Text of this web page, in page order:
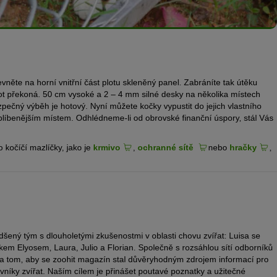
na horní vnitřní část plotu skleněný panel. Zabráníte tak útěku
překoná. 50 cm vysoké a 2 – 4 mm silné desky na několika místech
výběh je hotový. Nyní můžete kočky vypustit do jejich vlastního
místem. Odhlédneme-li od obrovské finanční úspory, stál Vás
kočíčí mazlíčky, jako je krmivo , ochranné sítě nebo hračky
,
tým s dlouholetými zkušenostmi v oblasti chovu zvířat: Luisa se
Elyosem, Laura, Julio a Florian. Společně s rozsáhlou sítí odborníků
tom, aby se zoohit magazín stal důvěryhodným zdrojem informací pro
zvířat. Naším cílem je přinášet poutavé poznatky a užitečné